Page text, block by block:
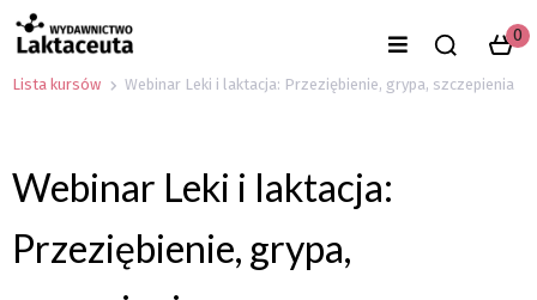
0
Lista kursów Webinar Leki i laktacja: Przeziębienie, grypa, szczepienia
Webinar Leki i laktacja:
Przeziębienie, grypa,